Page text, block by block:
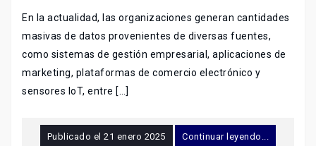
En la actualidad, las organizaciones generan cantidades
masivas de datos provenientes de diversas fuentes,
como sistemas de gestión empresarial, aplicaciones de
marketing, plataformas de comercio electrónico y
sensores IoT, entre […]
Publicado el21 enero 2025 Continuar leyendo...